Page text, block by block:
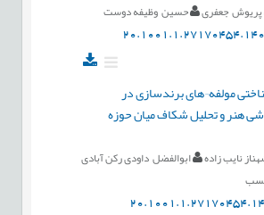
جعفری حسین وظیفه دوست
مولفه¬های برندسازی در
هنر و تحلیل شکاف میان حوزه
نایب زاده
ابوالفضل داودی رکن آبادی